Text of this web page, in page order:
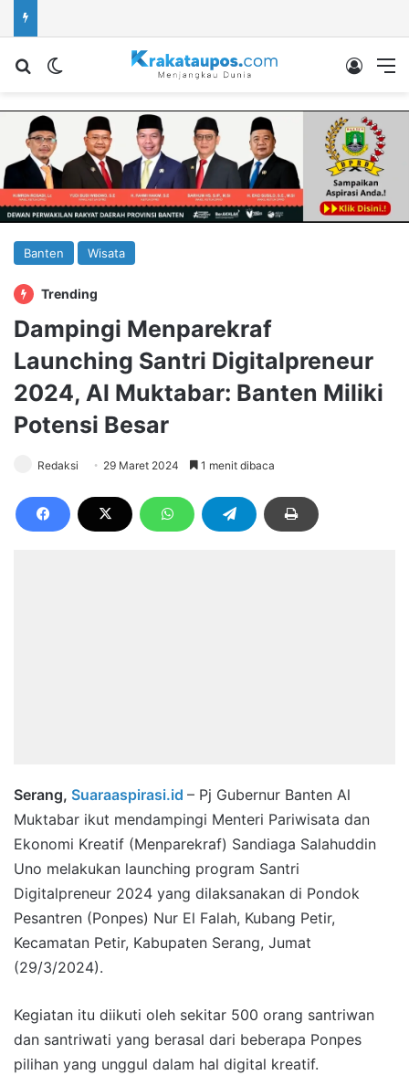
Cari berita...Switch skin Log In
Banten Wisata
Trending
Dampingi Menparekraf
Launching Santri Digitalpreneur
2024, Al Muktabar: Banten Miliki
Potensi Besar
Redaksi 29 Maret 2024 1 menit dibaca
Serang, Suaraaspirasi.id – Pj Gubernur Banten Al
Muktabar ikut mendampingi Menteri Pariwisata dan
Ekonomi Kreatif (Menparekraf) Sandiaga Salahuddin
Uno melakukan launching program Santri
Digitalpreneur 2024 yang dilaksanakan di Pondok
Pesantren (Ponpes) Nur El Falah, Kubang Petir,
Kecamatan Petir, Kabupaten Serang, Jumat
(29/3/2024).
Kegiatan itu diikuti oleh sekitar 500 orang santriwan
dan santriwati yang berasal dari beberapa Ponpes
pilihan yang unggul dalam hal digital kreatif.